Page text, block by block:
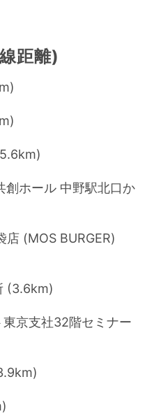
距離)
創ホール 中野駅北口か
店 (MOS BURGER)
(3.6km)
京支社32階セミナー